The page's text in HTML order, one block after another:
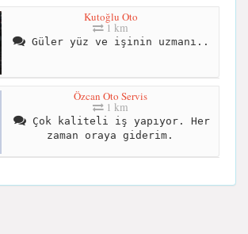
Kutoğlu Oto
1 km
Güler yüz ve işinin uzmanı..
Özcan Oto Servis
1 km
Çok kaliteli iş yapıyor. Her
zaman oraya giderim.